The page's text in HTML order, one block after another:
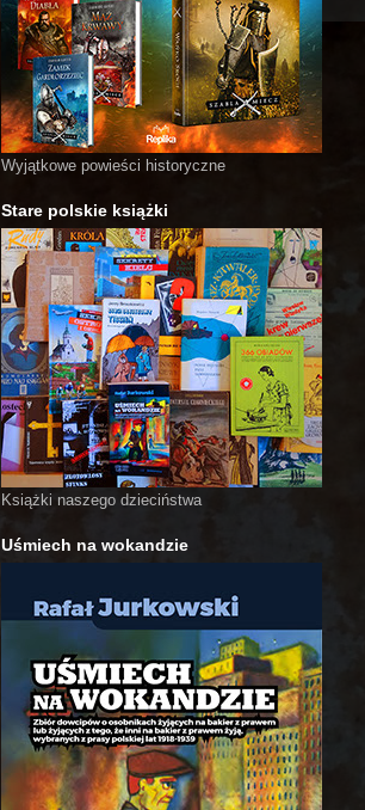
Wyjątkowe powieści historyczne
Stare polskie książki
Książki naszego dzieciństwa
Uśmiech na wokandzie